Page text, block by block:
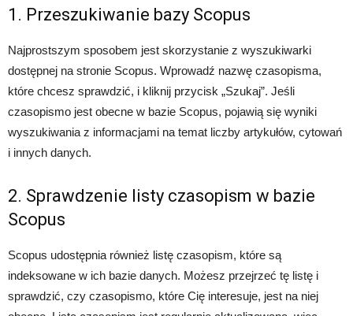
1. Przeszukiwanie bazy Scopus
Najprostszym sposobem jest skorzystanie z wyszukiwarki
dostępnej na stronie Scopus. Wprowadź nazwę czasopisma,
które chcesz sprawdzić, i kliknij przycisk „Szukaj”. Jeśli
czasopismo jest obecne w bazie Scopus, pojawią się wyniki
wyszukiwania z informacjami na temat liczby artykułów, cytowań
i innych danych.
2. Sprawdzenie listy czasopism w bazie
Scopus
Scopus udostępnia również listę czasopism, które są
indeksowane w ich bazie danych. Możesz przejrzeć tę listę i
sprawdzić, czy czasopismo, które Cię interesuje, jest na niej